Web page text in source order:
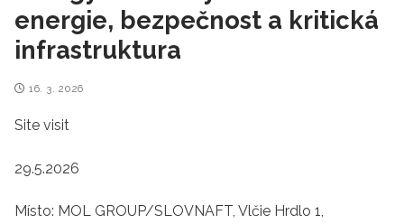
energie, bezpečnost a kritická
infrastruktura
16. 3. 2026
Site visit
29.5.2026
Místo: MOL GROUP/SLOVNAFT, Vlčie Hrdlo 1,